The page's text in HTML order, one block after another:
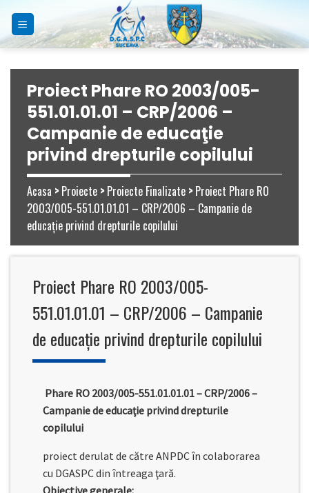
content
Proiect Phare RO 2003/005-
551.01.01.01 – CRP/2006 –
Campanie de educaţie
privind drepturile copilului
Acasa >Proiecte >Proiecte Finalizate >Proiect Phare RO
2003/005-551.01.01.01 – CRP/2006 – Campanie de
educaţie privind drepturile copilului
Proiect Phare RO 2003/005-
551.01.01.01 – CRP/2006 – Campanie
de educaţie privind drepturile copilului
Phare RO 2003/005-551.01.01.01 – CRP/2006 –
Campanie de educaţie privind drepturile
copilului
proiect derulat de către ANPDC în colaborarea
cu DGASPC din întreaga ţară.
Obiective generale: